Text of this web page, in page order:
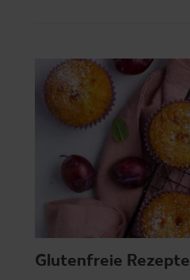
Glutenfreie Rezepte